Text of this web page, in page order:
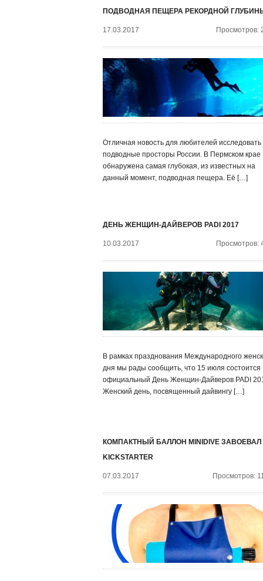
ПОДВОДНАЯ ПЕЩЕРА РЕКОРДНОЙ
17.03.2017 Просмотров:
Отличная новость для любителей исследовать
подводные просторы России. В Пермском крае
обнаружена самая глубокая, из известных на
данный момент, подводная пещера. Её […]
ДЕНЬ ЖЕНЩИН-ДАЙВЕРОВ PADI 2017
10.03.2017 Просмотров:
В рамках празднования Международного
дня мы рады сообщить, что 15 июля состоится
официальный День Женщин-Дайверов PADI
Женский день, посвященный дайвингу […]
КОМПАКТНЫЙ БАЛЛОН MINIDIVE ЗАВОЕВАЛ
KICKSTARTER
07.03.2017 Просмотров: